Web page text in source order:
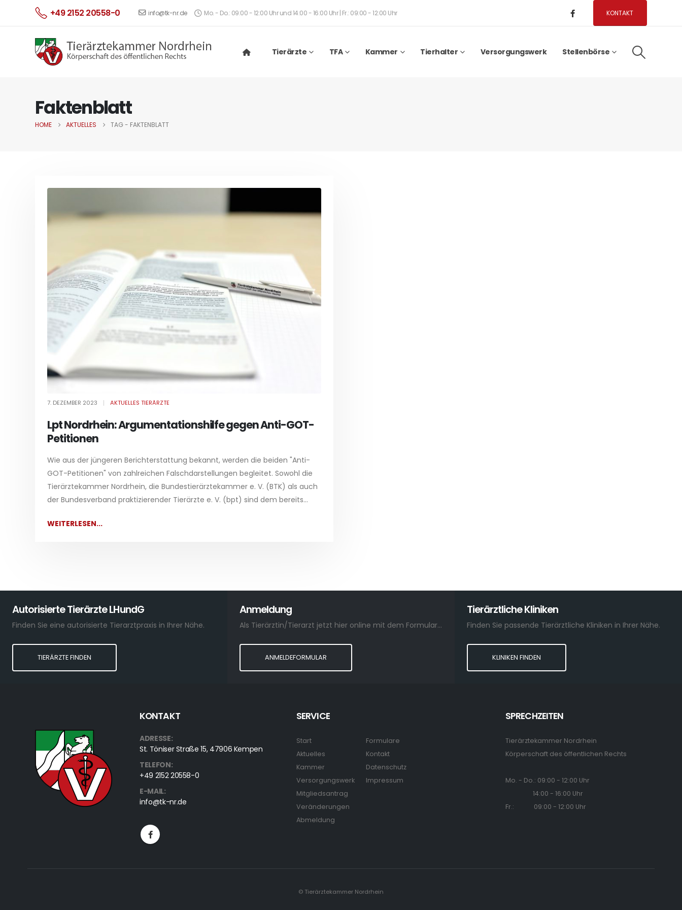
+49 2152 20558-0 info@tk-nr.de Mo. - Do.: 09:00 - 12:00 Uhr und 14:00 - 16:00 Uhr | Fr.: 09:00 - 12:00 Uhr KONTAKT
Tierärzte TFA Kammer Tierhalter Versorgungswerk Stellenbörse
Faktenblatt
HOME AKTUELLES TAG - FAKTENBLATT
7. DEZEMBER 2023 AKTUELLES TIERÄRZTE
Lpt Nordrhein: Argumentationshilfe gegen Anti-GOT-
Petitionen
Wie aus der jüngeren Berichterstattung bekannt, werden die beiden "Anti-
GOT-Petitionen" von zahlreichen Falschdarstellungen begleitet. Sowohl die
Tierärztekammer Nordrhein, die Bundestierärztekammer e. V. (BTK) als auch
der Bundesverband praktizierender Tierärzte e. V. (bpt) sind dem bereits...
WEITERLESEN...
Autorisierte Tierärzte LHundG
Finden Sie eine autorisierte Tierarztpraxis in Ihrer Nähe.
TIERÄRZTE FINDEN
Anmeldung
Als Tierärztin/Tierarzt jetzt hier online mit dem Formular anmelden.
ANMELDEFORMULAR
Tierärztliche Kliniken
Finden Sie passende Tierärztliche Kliniken in Ihrer Nähe.
KLINIKEN FINDEN
KONTAKT
ADRESSE:
St. Töniser Straße 15, 47906 Kempen
TELEFON:
+49 2152 20558-0
E-MAIL:
info@tk-nr.de
SERVICE
Start
Aktuelles
Kammer
Versorgungswerk
Mitgliedsantrag
Veränderungen
Abmeldung
Formulare
Kontakt
Datenschutz
Impressum
SPRECHZEITEN
Tierärztekammer Nordrhein
Körperschaft des öffentlichen Rechts
Mo. - Do.: 09:00 - 12:00 Uhr
14:00 - 16:00 Uhr
Fr.: 09:00 - 12:00 Uhr
© Tierärztekammer Nordrhein